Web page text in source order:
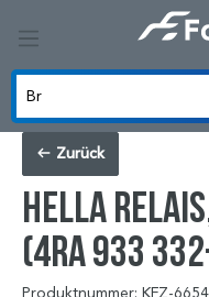
Zurück
HELLA
(4RA 933
Produktnummer: KFZ-